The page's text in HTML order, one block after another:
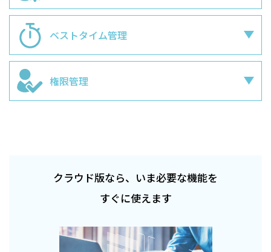
ベストタイム管理
権限管理
クラウド版なら、いま必要な機能を
すぐに使えます